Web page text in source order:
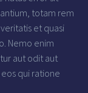
totam rem
et quasi
Nemo enim
aut odit aut
qui ratione